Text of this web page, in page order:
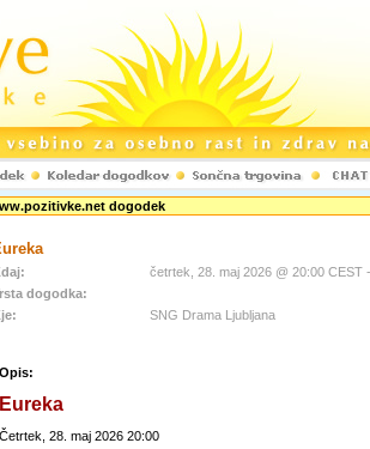
dogodek
četrtek, 28. maj 2026 @ 20:00 CEST
dogodka:
SNG Drama Ljubljana
Opis:
Eureka
Četrtek, 28. maj 2026 20:00